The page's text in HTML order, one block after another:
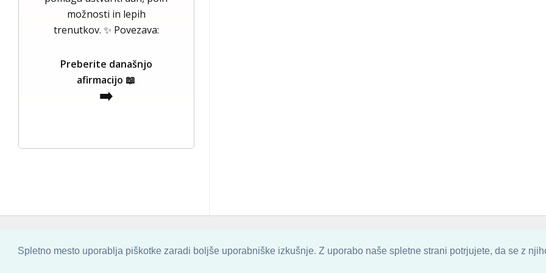
Spletno mesto uporablja piškotke zaradi boljše uporabniške izkušnje. Z uporabo naše spletne strani potrjujete, da se z
možnosti in lepih
trenutkov. ✨ Povezava:
Preberite današnjo
afirmacijo 📖
➡️
COPYRIGHT © 2013 - 2026 BYSKINBASE. ALL ARTWORK ARE UPLOADED AND COPYRIGHTED TO ITS AUTHOR.